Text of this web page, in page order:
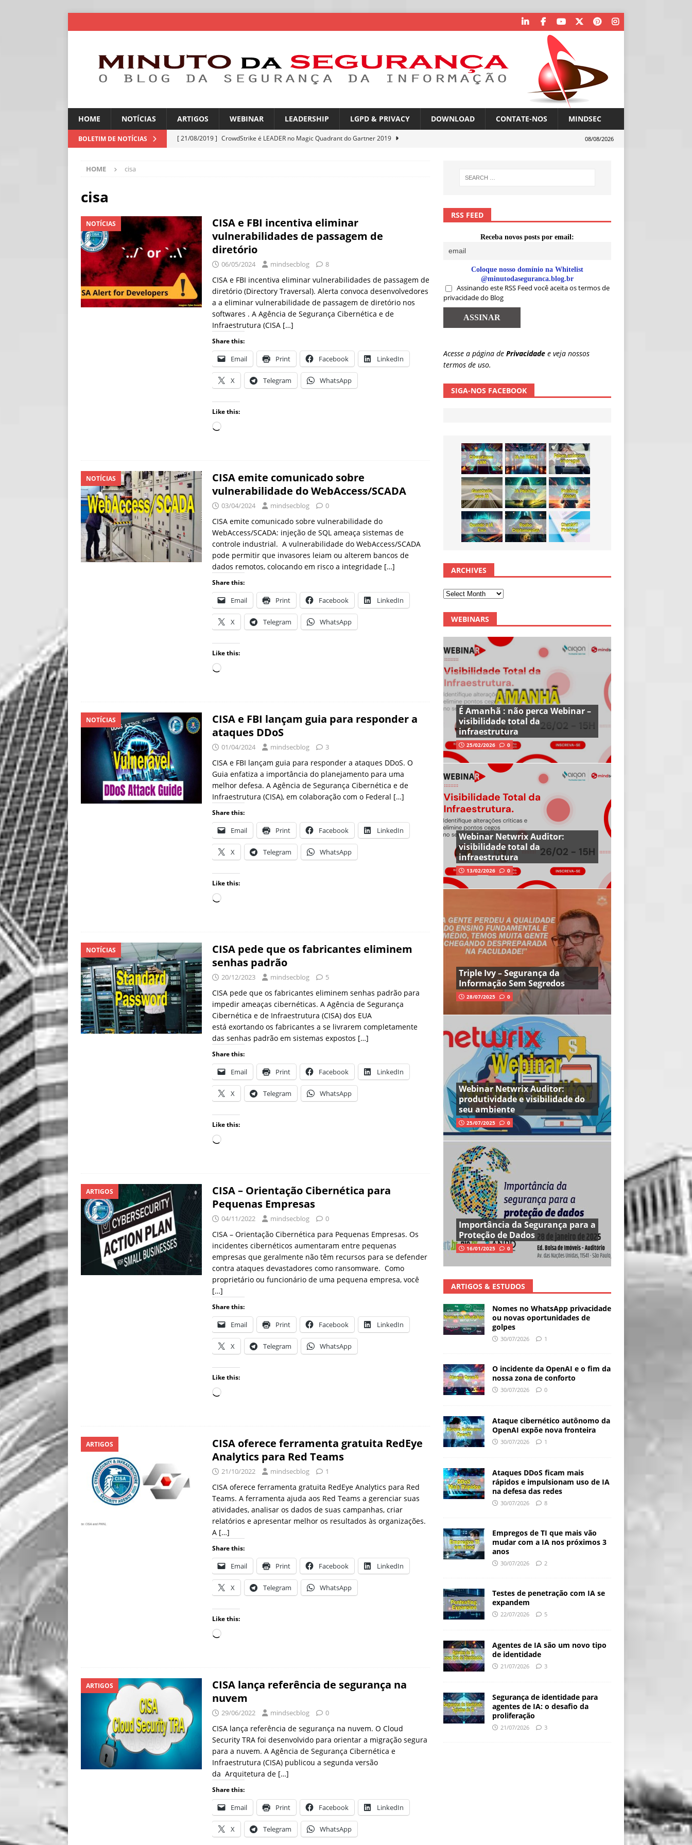
HOME NOTÍCIAS ARTIGOS WEBINAR LEADERSHIP LGPD & PRIVACY DOWNLOAD CONTATE-NOS MINDSEC
BOLETIM DE NOTÍCIAS [ 21/08/2019 ] CrowdStrike é LEADER no Magic Quadrant do Gartner 2019
NOTÍCIAS
[ 06/08/2026 ]
Falsas promessas de emprego na Meta, Disney, Coca-Cola e Spotify
NOTÍCIAS
[ 06/08/2026 ] Sem guardrails, a autonomia da IA se torna um risco
NOTÍCIAS
[ 06/08/2026 ] IA eleva taxa de sucesso de phishing para 54% NOTÍCIAS
08/08/2026
HOME cisa
cisa
NOTÍCIAS
CISA e FBI incentiva eliminar
vulnerabilidades de passagem de
diretório
06/05/2024 mindsecblog 8
CISA e FBI incentiva eliminar vulnerabilidades de passagem de
diretório (Directory Traversal). Alerta convoca desenvolvedores
a a eliminar vulnerabilidade de passagem de diretório nos
softwares . A Agência de Segurança Cibernética e de
Infraestrutura (CISA […]
Share this:
Email Print Facebook LinkedIn
X Telegram WhatsApp
Like this:
NOTÍCIAS
CISA emite comunicado sobre
vulnerabilidade do WebAccess/SCADA
03/04/2024 mindsecblog 0
CISA emite comunicado sobre vulnerabilidade do
WebAccess/SCADA: injeção de SQL ameaça sistemas de
controle industrial. A vulnerabilidade do WebAccess/SCADA
pode permitir que invasores leiam ou alterem bancos de
dados remotos, colocando em risco a integridade […]
Share this:
Email Print Facebook LinkedIn
X Telegram WhatsApp
Like this:
NOTÍCIAS
CISA e FBI lançam guia para responder a
ataques DDoS
01/04/2024 mindsecblog 3
CISA e FBI lançam guia para responder a ataques DDoS. O
Guia enfatiza a importância do planejamento para uma
melhor defesa. A Agência de Segurança Cibernética e de
Infraestrutura (CISA), em colaboração com o Federal […]
Share this:
Email Print Facebook LinkedIn
X Telegram WhatsApp
Like this:
NOTÍCIAS
CISA pede que os fabricantes eliminem
senhas padrão
20/12/2023 mindsecblog 5
CISA pede que os fabricantes eliminem senhas padrão para
impedir ameaças cibernéticas. A Agência de Segurança
Cibernética e de Infraestrutura (CISA) dos EUA
está exortando os fabricantes a se livrarem completamente
das senhas padrão em sistemas expostos […]
Share this:
Email Print Facebook LinkedIn
X Telegram WhatsApp
Like this:
ARTIGOS
CISA – Orientação Cibernética para
Pequenas Empresas
04/11/2022 mindsecblog 0
CISA – Orientação Cibernética para Pequenas Empresas. Os
incidentes cibernéticos aumentaram entre pequenas
empresas que geralmente não têm recursos para se defender
contra ataques devastadores como ransomware. Como
proprietário ou funcionário de uma pequena empresa, você
[…]
Share this:
Email Print Facebook LinkedIn
X Telegram WhatsApp
Like this:
ARTIGOS
CISA oferece ferramenta gratuita RedEye
Analytics para Red Teams
21/10/2022 mindsecblog 1
CISA oferece ferramenta gratuita RedEye Analytics para Red
Teams. A ferramenta ajuda aos Red Teams a gerenciar suas
atividades, analisar os dados de suas campanhas, criar
relatórios e apresentar melhor os resultados às organizações.
A […]
Share this:
Email Print Facebook LinkedIn
X Telegram WhatsApp
Like this:
ARTIGOS
CISA lança referência de segurança na
nuvem
29/06/2022 mindsecblog 0
CISA lança referência de segurança na nuvem. O Cloud
Security TRA foi desenvolvido para orientar a migração segura
para a nuvem. A Agência de Segurança Cibernética e
Infraestrutura (CISA) publicou a segunda versão
da Arquitetura de […]
Share this:
Email Print Facebook LinkedIn
X Telegram WhatsApp
RSS FEED
Receba novos posts por email:
Coloque nosso domínio na Whitelist
@minutodaseguranca.blog.br
Assinando este RSS Feed você aceita os termos de
privacidade do Blog
Acesse a página de Privacidade e veja nossos
termos de uso.
SIGA-NOS FACEBOOK
ARCHIVES
WEBINARS
É Amanhã : não perca Webinar –
visibilidade total da
infraestrutura
25/02/2026 0
Webinar Netwrix Auditor:
visibilidade total da
infraestrutura
13/02/2026 0
Triple Ivy – Segurança da
Informação Sem Segredos
28/07/2025 0
Webinar Netwrix Auditor:
produtividade e visibilidade do
seu ambiente
25/07/2025 0
Importância da Segurança para a
Proteção de Dados
16/01/2025 0
ARTIGOS & ESTUDOS
Nomes no WhatsApp privacidade
ou novas oportunidades de
golpes
30/07/2026 1
O incidente da OpenAI e o fim da
nossa zona de conforto
30/07/2026 0
Ataque cibernético autônomo da
OpenAI expõe nova fronteira
30/07/2026 1
Ataques DDoS ficam mais
rápidos e impulsionam uso de IA
na defesa das redes
30/07/2026 8
Empregos de TI que mais vão
mudar com a IA nos próximos 3
anos
30/07/2026 2
Testes de penetração com IA se
expandem
22/07/2026 5
Agentes de IA são um novo tipo
de identidade
21/07/2026 3
Segurança de identidade para
agentes de IA: o desafio da
proliferação
21/07/2026 3